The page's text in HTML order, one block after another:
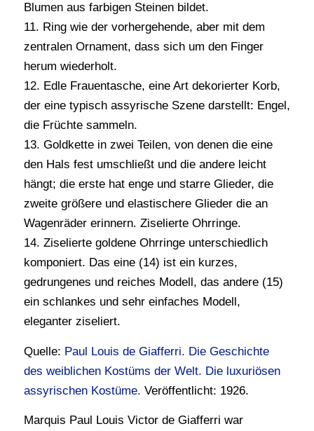
Blumen aus farbigen Steinen bildet.
11. Ring wie der vorhergehende, aber mit dem
zentralen Ornament, dass sich um den Finger
herum wiederholt.
12. Edle Frauentasche, eine Art dekorierter Korb,
der eine typisch assyrische Szene darstellt: Engel,
die Früchte sammeln.
13. Goldkette in zwei Teilen, von denen die eine
den Hals fest umschließt und die andere leicht
hängt; die erste hat enge und starre Glieder, die
zweite größere und elastischere Glieder die an
Wagenräder erinnern. Ziselierte Ohrringe.
14. Ziselierte goldene Ohrringe unterschiedlich
komponiert. Das eine (14) ist ein kurzes,
gedrungenes und reiches Modell, das andere (15)
ein schlankes und sehr einfaches Modell,
eleganter ziseliert.
Quelle: Paul Louis de Giafferri. Die Geschichte
des weiblichen Kostüms der Welt. Die luxuriösen
assyrischen Kostüme. Veröffentlicht: 1926.
Marquis Paul Louis Victor de Giafferri war